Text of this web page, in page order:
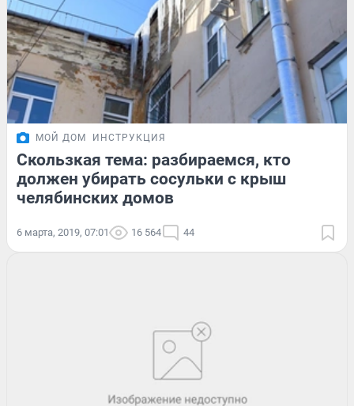
МОЙ ДОМ ИНСТРУКЦИЯ
Скользкая тема: разбираемся, кто
должен убирать сосульки с крыш
челябинских домов
6 марта, 2019, 07:01 16 564 44